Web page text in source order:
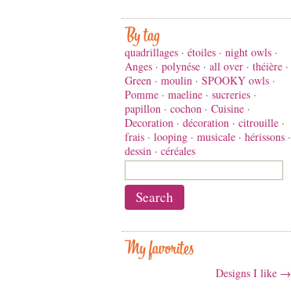
By tag
quadrillages · étoiles · night owls ·
Anges · polynése · all over · théière ·
Green · moulin · SPOOKY owls ·
Pomme · maeline · sucreries ·
papillon · cochon · Cuisine ·
Decoration · décoration · citrouille ·
frais · looping · musicale · hérissons ·
dessin · céréales
My favorites
Designs I like →